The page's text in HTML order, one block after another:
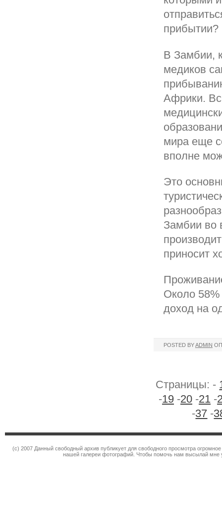
прибытии?
В Замбии,
медиков
Африки.
мира еще
вполне
Это
Замбии во
приносит
Около 58%
доход на
POSTED BYADMIN
Страницы: -
-19 -20 -21 -
-37 -
(c) 2007 Данный свободный архив публикует для свободного просмотра
нашей галереи фотографий. Чтобы помочь нам высылай мне